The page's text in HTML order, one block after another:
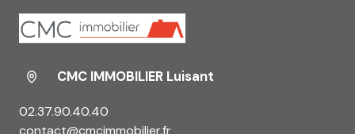
CMC IMMOBILIER Luisant
02.37.90.40.40
contact@cmcimmobilier.fr